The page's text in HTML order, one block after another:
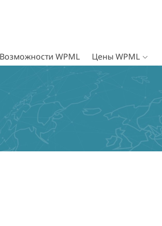
Возможности WPML Цены WPML